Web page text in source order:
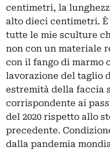
centimetri, la
alto dieci centimetri.
tutte le mie sculture
non con un materiale
con il fango di marmo
lavorazione del taglio
estremità della faccia
corrispondente ai
del 2020 rispetto allo
precedente.
dalla pandemia